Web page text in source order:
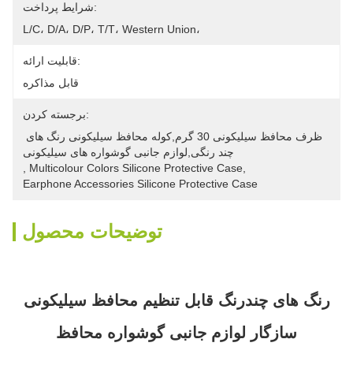
شرایط پرداخت:
L/C، D/A، D/P، T/T، Western Union،
قابلیت ارائه:
قابل مذاکره
برجسته کردن:
چند رنگی,لوازم جانبی گوشواره های سیلیکونی
Multicolour Colors Silicone Protective Case
Earphone Accessories Silicone Protective Case
توضیحات محصول
رنگ های چندرنگ قابل تنظیم محافظ سیلیکونی
سازگار لوازم جانبی گوشواره محافظ